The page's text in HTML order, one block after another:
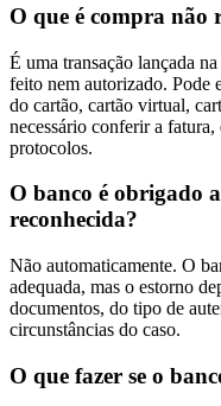
O que é compra não
É uma transação lançada
feito nem autorizado. Pode
do cartão, cartão virtual,
necessário conferir a
protocolos.
O banco é obrigado
reconhecida?
Não automaticamente. O
adequada, mas o estorno
documentos, do tipo de
circunstâncias do caso.
O que fazer se o